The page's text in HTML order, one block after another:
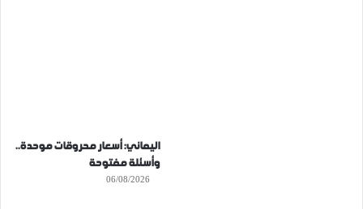
اليماني: أسعار محروقات موحدة..
وأسئلة مفتوحة
06/08/2026